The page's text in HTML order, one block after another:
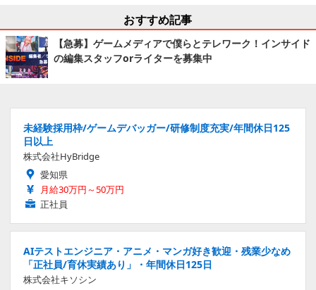
おすすめ記事
【急募】ゲームメディアで僕らとテレワーク！インサイド
の編集スタッフorライターを募集中
未経験採用枠/ゲームデバッガー/研修制度充実/年間休日125
日以上
株式会社HyBridge
愛知県
月給30万円～50万円
正社員
AIテストエンジニア・アニメ・マンガ好き歓迎・残業少なめ
「正社員/育休実績あり」・年間休日125日
株式会社キソシン